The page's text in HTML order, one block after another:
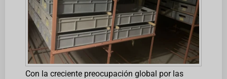
Con la creciente preocupación global por las